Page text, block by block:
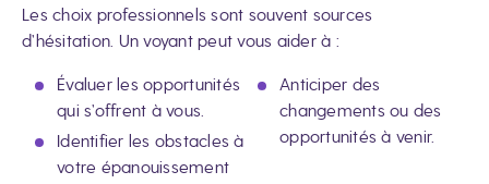
Les choix professionnels sont souvent sources
d’hésitation. Un voyant peut vous aider à :
Évaluer les opportunités
qui s’offrent à vous.
Identifier les obstacles à
votre épanouissement
Anticiper des
changements ou des
opportunités à venir.